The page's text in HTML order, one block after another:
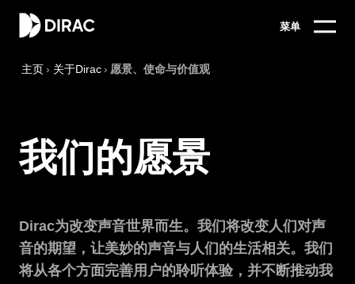
菜单
主页 › 关于Dirac › 愿景、使命与价值观
我们的愿景
Dirac为改变声音世界而生。我们将改变人们对声
音的期望，让美妙的声音与人们的生活相关。我们
将从各个方面完善用户的聆听体验，并不断推动我